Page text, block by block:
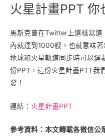
火星計畫PPT 你
馬斯克曾在Twitter上這樣寫
內就達到1000艘，也就意味
地球和火星軌道同步時可以運
份PPT，這份火星計畫PTT我
發！
連結： 火星計畫PPT
參考資料：本文轉載各微信公